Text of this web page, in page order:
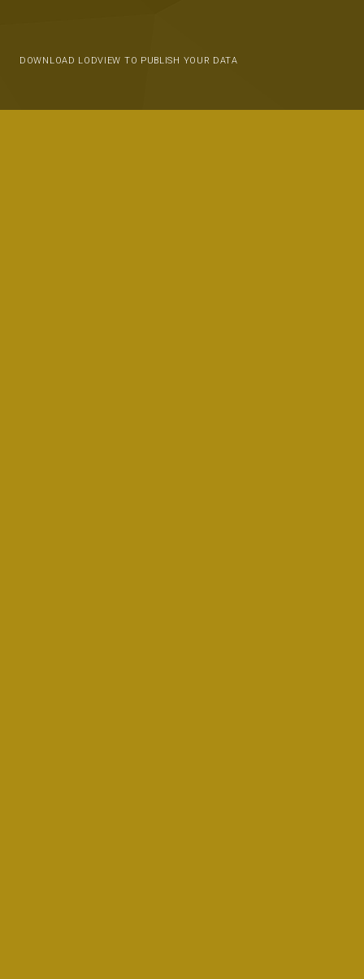
DOWNLOAD LODVIEW TO PUBLISH YOUR DATA